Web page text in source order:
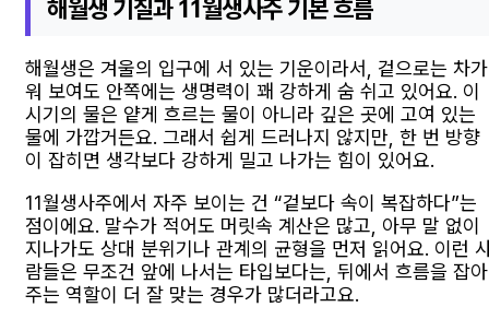
해월생 기질과 11월생사주 기본 흐름
해월생은 겨울의 입구에 서 있는 기운이라서, 겉으로는 차가
워 보여도 안쪽에는 생명력이 꽤 강하게 숨 쉬고 있어요. 이
시기의 물은 얕게 흐르는 물이 아니라 깊은 곳에 고여 있는
물에 가깝거든요. 그래서 쉽게 드러나지 않지만, 한 번 방향
이 잡히면 생각보다 강하게 밀고 나가는 힘이 있어요.
11월생사주에서 자주 보이는 건 “겉보다 속이 복잡하다”는
점이에요. 말수가 적어도 머릿속 계산은 많고, 아무 말 없이
지나가도 상대 분위기나 관계의 균형을 먼저 읽어요. 이런
람들은 무조건 앞에 나서는 타입보다는, 뒤에서 흐름을 잡아
주는 역할이 더 잘 맞는 경우가 많더라고요.